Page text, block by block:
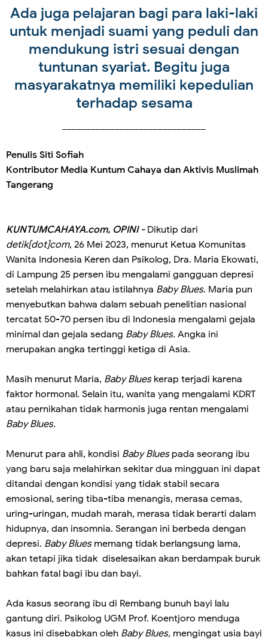
Ada juga pelajaran bagi para laki-laki
untuk menjadi suami yang peduli dan
mendukung istri sesuai dengan
tuntunan syariat. Begitu juga
masyarakatnya memiliki kepedulian
terhadap sesama
Penulis Siti Sofiah
Kontributor Media Kuntum Cahaya dan Aktivis Muslimah
Tangerang
KUNTUMCAHAYA.com, OPINI - Dikutip dari
detik[dot]com, 26 Mei 2023, menurut Ketua Komunitas
Wanita Indonesia Keren dan Psikolog, Dra. Maria Ekowati,
di Lampung 25 persen ibu mengalami gangguan depresi
setelah melahirkan atau istilahnya Baby Blues. Maria pun
menyebutkan bahwa dalam sebuah penelitian nasional
tercatat 50-70 persen ibu di Indonesia mengalami gejala
minimal dan gejala sedang Baby Blues. Angka ini
merupakan angka tertinggi ketiga di Asia.
Masih menurut Maria, Baby Blueskerap terjadi karena
faktor hormonal. Selain itu, wanita yang mengalami KDRT
atau pernikahan tidak harmonis juga rentan mengalami
Baby Blues.
Menurut para ahli, kondisi Baby Bluespada seorang ibu
yang baru saja melahirkan sekitar dua mingguan ini dapat
ditandai dengan kondisi yang tidak stabil secara
emosional, sering tiba-tiba menangis, merasa cemas,
uring-uringan, mudah marah, merasa tidak berarti dalam
hidupnya, dan insomnia. Serangan ini berbeda dengan
depresi. Baby Bluesmemang tidak berlangsung lama,
akan tetapi jika tidak diselesaikan akan berdampak buruk
bahkan fatal bagi ibu dan bayi.
Ada kasus seorang ibu di Rembang bunuh bayi lalu
gantung diri. Psikolog UGM Prof. Koentjoro menduga
kasus ini disebabkan oleh Baby Blues, mengingat usia bayi